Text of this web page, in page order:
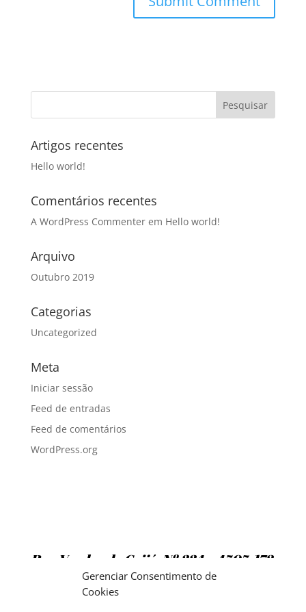
Gerenciar Consentimento de
Cookies
Artigos recentes
Hello world!
Comentários recentes
A WordPress Commenterem Hello world!
Arquivo
Outubro 2019
Categorias
Uncategorized
Meta
Iniciar sessão
Feed de entradas
Feed de comentários
WordPress.org
Rua Vendas de Grijó, Nº 334 – 4505-172
Argoncilhe